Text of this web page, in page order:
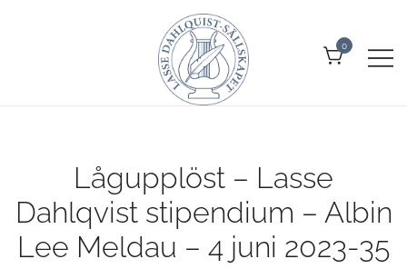
och skådespelare
0
Lågupplöst – Lasse
Dahlqvist stipendium – Albin
Lee Meldau – 4 juni 2023-35